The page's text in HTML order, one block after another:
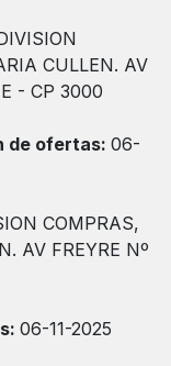
CULLEN. AV
- CP 3000
de ofertas: 06-
COMPRAS,
AV FREYRE Nº
06-11-2025